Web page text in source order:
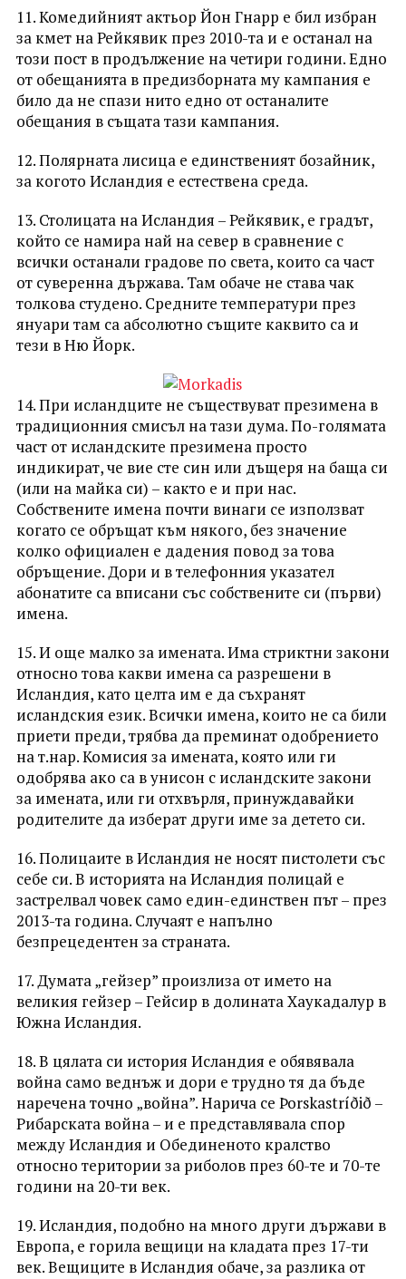
11. Комедийният актьор Йон Гнарр е бил избран
за кмет на Рейкявик през 2010-та и е останал на
този пост в продължение на четири години. Едно
от обещанията в предизборната му кампания е
било да не спази нито едно от останалите
обещания в същата тази кампания.
12. Полярната лисица е единственият бозайник,
за когото Исландия е естествена среда.
13. Столицата на Исландия – Рейкявик, е градът,
който се намира най на север в сравнение с
всички останали градове по света, които са част
от суверенна държава. Там обаче не става чак
толкова студено. Средните температури през
януари там са абсолютно същите каквито са и
тези в Ню Йорк.
14. При исландците не съществуват презимена в
традиционния смисъл на тази дума. По-голямата
част от исландските презимена просто
индикират, че вие сте син или дъщеря на баща си
(или на майка си) – както е и при нас.
Собствените имена почти винаги се използват
когато се обръщат към някого, без значение
колко официален е дадения повод за това
обръщение. Дори и в телефонния указател
абонатите са вписани със собствените си (първи)
имена.
15. И още малко за имената. Има стриктни закони
относно това какви имена са разрешени в
Исландия, като целта им е да съхранят
исландския език. Всички имена, които не са били
приети преди, трябва да преминат одобрението
на т.нар. Комисия за имената, която или ги
одобрява ако са в унисон с исландските закони
за имената, или ги отхвърля, принуждавайки
родителите да изберат други име за детето си.
16. Полицаите в Исландия не носят пистолети със
себе си. В историята на Исландия полицай е
застрелвал човек само един-единствен път – през
2013-та година. Случаят е напълно
безпрецедентен за страната.
17. Думата „гейзер” произлиза от името на
великия гейзер – Гейсир в долината Хаукадалур в
Южна Исландия.
18. В цялата си история Исландия е обявявала
война само веднъж и дори е трудно тя да бъде
наречена точно „война”. Нарича се Þorskastríðið –
Рибарската война – и е представлявала спор
между Исландия и Обединеното кралство
относно територии за риболов през 60-те и 70-те
години на 20-ти век.
19. Исландия, подобно на много други държави в
Европа, е горила вещици на кладата през 17-ти
век. Вещиците в Исландия обаче, за разлика от